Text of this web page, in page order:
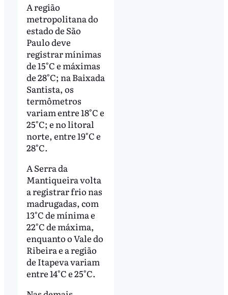
A região
metropolitana do
estado de São
Paulo deve
registrar mínimas
de 15°C e máximas
de 28°C; na Baixada
Santista, os
termômetros
variam entre 18°C e
25°C; e no litoral
norte, entre 19°C e
28°C.
A Serra da
Mantiqueira volta
a registrar frio nas
madrugadas, com
13°C de mínima e
22°C de máxima,
enquanto o Vale do
Ribeira e a região
de Itapeva variam
entre 14°C e 25°C.